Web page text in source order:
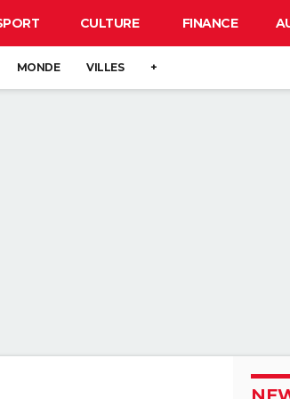
CULTURE FINANCE
MONDE VILLES +